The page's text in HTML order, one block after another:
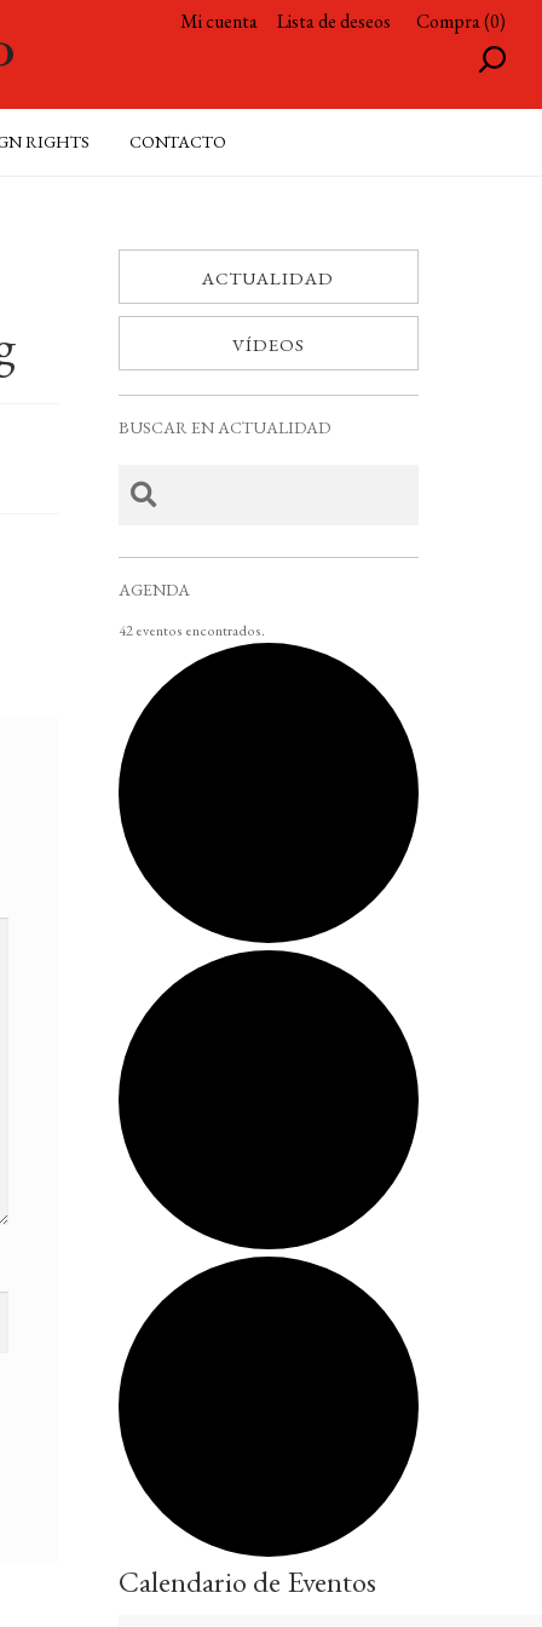
Mi cuenta Lista de deseos Compra (0)
RIGHTS CONTACTO
ACTUALIDAD
VÍDEOS
BUSCAR EN ACTUALIDAD
AGENDA
42 eventos encontrados.
Calendario de Eventos